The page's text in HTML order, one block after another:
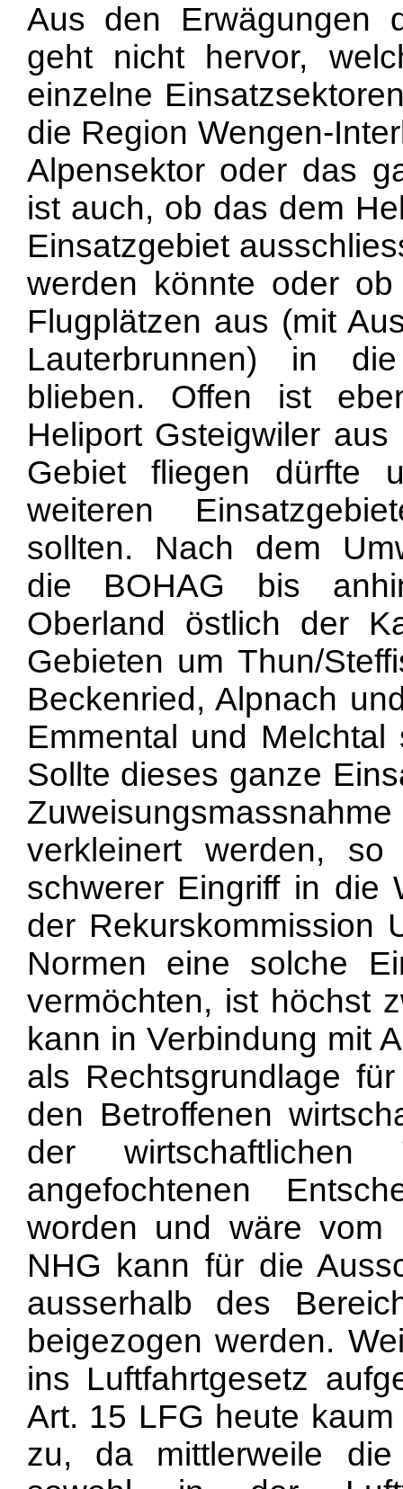
Aus den Erwägungen
geht nicht hervor,
einzelne
die Region Wengen-
Alpensektor oder das
ist auch, ob das dem
Einsatzgebiet
werden könnte oder
Flugplätzen aus (mit
Lauterbrunnen) in
blieben. Offen ist
Heliport Gsteigwiler
Gebiet fliegen dürfte
weiteren
sollten. Nach dem
die BOHAG bis
Oberland östlich der
Gebieten um Thun/
Beckenried, Alpnach
Emmental und
Sollte dieses ganze
verkleinert werden,
schwerer Eingriff in die
der Rekurskommission
Normen eine solche
vermöchten, ist höchst
kann in Verbindung mit
als Rechtsgrundlage
den Betroffenen
der
angefochtenen
worden und wäre
NHG kann für die
ausserhalb des
beigezogen werden.
ins Luftfahrtgesetz
Art. 15 LFG heute
zu, da mittlerweile